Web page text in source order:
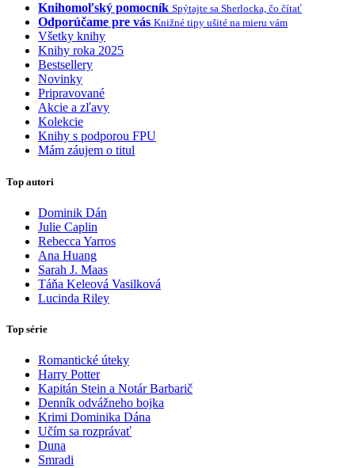
Knihomoľský pomocník Spýtajte sa Sherlocka, čo čítať
Odporúčame pre vás Knižné tipy ušité na mieru vám
Všetky knihy
Knihy roka 2025
Bestsellery
Novinky
Pripravované
Akcie a zľavy
Kolekcie
Knihy s podporou FPU
Mám záujem o titul
Top autori
Dominik Dán
Julie Caplin
Rebecca Yarros
Ana Huang
Sarah J. Maas
Táňa Keleová Vasilková
Lucinda Riley
Top série
Romantické úteky
Harry Potter
Kapitán Stein a Notár Barbarič
Denník odvážneho bojka
Krimi Dominika Dána
Učím sa rozprávať
Duna
Smradi